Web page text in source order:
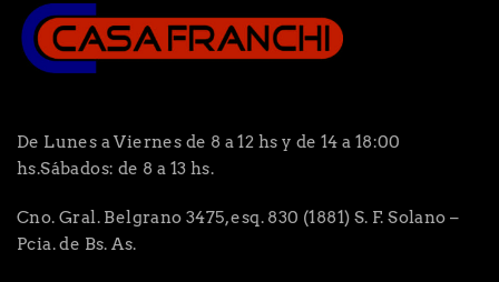
De Lunes a Viernes de 8 a 12 hs y de 14 a 18:00
hs.Sábados: de 8 a 13 hs.
Cno. Gral. Belgrano 3475, esq. 830 (1881) S. F. Solano –
Pcia. de Bs. As.